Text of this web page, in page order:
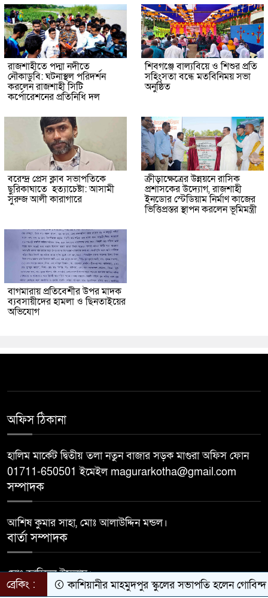
রাজশাহীতে পদ্মা নদীতে
নৌকাডুবি: ঘটনাস্থল পরিদর্শন
করলেন রাজশাহী সিটি
কর্পোরেশনের প্রতিনিধি দল
শিবগঞ্জে বাল্যবিয়ে ও শিশুর প্রতি
সহিংসতা বন্ধে মতবিনিময় সভা
অনুষ্ঠিত
বরেন্দ্র প্রেস ক্লাব সভাপতিকে
ছুরিকাঘাতে হত্যাচেষ্টা: আসামী
সুরুজ আলী কারাগারে
ক্রীড়াক্ষেত্রের উন্নয়নে রাসিক
প্রশাসকের উদ্যোগ, রাজশাহী
ইনডোর স্টেডিয়াম নির্মাণ কাজের
ভিত্তিপ্রস্তর স্থাপন করলেন ভূমিমন্ত্রী
বাগমারায় প্রতিবেশীর উপর মাদক
ব্যবসায়ীদের হামলা ও ছিনতাইয়ের
অভিযোগ
অফিস ঠিকানা
হালিম মার্কেট দ্বিতীয় তলা নতুন বাজার সড়ক মাগুরা অফিস ফোন
01711-650501 ইমেইল magurarkotha@gmail.com
সম্পাদক
আশিষ কুমার সাহা, মোঃ আলাউদ্দিন মন্ডল।
বার্তা সম্পাদক
মোঃ জাহিদুল ইসলাম।
Developed byBDiT
ব্রেকিং : কাশিয়ানীর মাহমুদপুর স্কুলের সভাপতি হলেন গোবিন্দ